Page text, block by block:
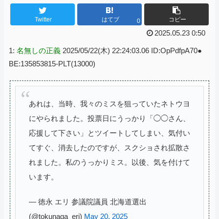
Twitter はてブ 0 コピー
2025.05.23 0:50
1: 名無しの正義 2025/05/22(木) 22:24:03.06 ID:OpPdfpA70●
BE:135853815-PLT(13000)
あれは、当時、我々のミスを狙っていたネトウヨ
にやられました。投票日にうっかり「◯◯さん、
応援して下さい」とツイートしてしまい、気付い
てすぐ、消去したのですが、スクショされ拡散さ
れました。私のうっかりミス。以後、気を付けて
います。
— 徳永 エリ 参議院議員 北海道選出
(@tokunaga_eri) May 20, 2025